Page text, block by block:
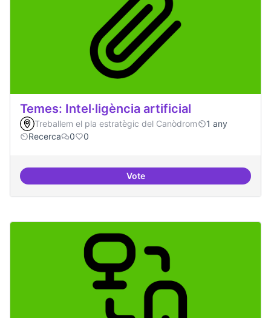
Temes: Intel·ligència artificial
Treballem el pla estratègic del Canòdrom
1 any
Recerca
0 0
VoteTemes: Intel·ligència artificial